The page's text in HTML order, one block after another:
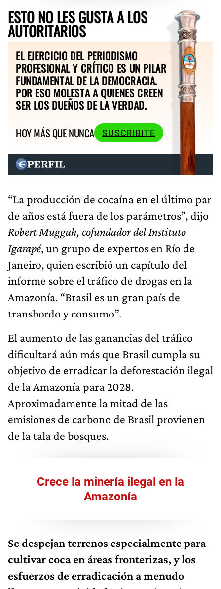
ESTO NO LES GUSTA A LOS
AUTORITARIOS
EL EJERCICIO DEL PERIODISMO
PROFESIONAL Y CRÍTICO ES UN PILAR
FUNDAMENTAL DE LA DEMOCRACIA.
POR ESO MOLESTA A QUIENES CREEN
SER LOS DUEÑOS DE LA VERDAD.
HOY MÁS QUE NUNCA
SUSCRIBITE
“La producción de cocaína en el último par
de años está fuera de los parámetros”, dijo
Robert Muggah, cofundador del Instituto
Igarapé, un grupo de expertos en Río de
Janeiro, quien escribió un capítulo del
informe sobre el tráfico de drogas en la
Amazonía. “Brasil es un gran país de
transbordo y consumo”.
El aumento de las ganancias del tráfico
dificultará aún más que Brasil cumpla su
objetivo de erradicar la deforestación ilegal
de la Amazonía para 2028.
Aproximadamente la mitad de las
emisiones de carbono de Brasil provienen
de la tala de bosques.
Crece la minería ilegal en la
Amazonía
Se despejan terrenos especialmente para
cultivar coca en áreas fronterizas, y los
esfuerzos de erradicación a menudo